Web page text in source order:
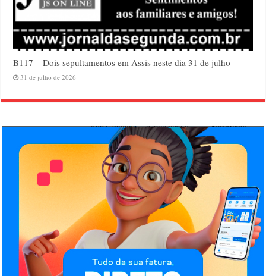
B117 – Dois sepultamentos em Assis neste dia 31 de julho
31 de julho de 2026